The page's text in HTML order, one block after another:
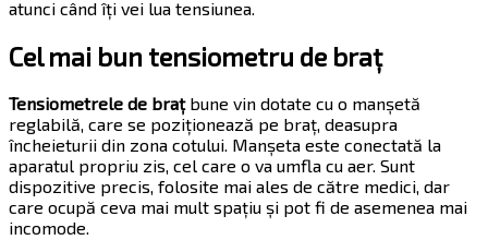
atunci când îți vei lua tensiunea.
Cel mai bun tensiometru de braț
Tensiometrele de brațbune vin dotate cu o manșetă
reglabilă, care se poziționează pe braț, deasupra
încheieturii din zona cotului. Manșeta este conectată la
aparatul propriu zis, cel care o va umfla cu aer. Sunt
dispozitive precis, folosite mai ales de către medici, dar
care ocupă ceva mai mult spațiu și pot fi de asemenea mai
incomode.